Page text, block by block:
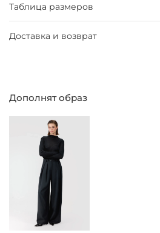
Таблица размеров
Доставка и возврат
Дополнят образ